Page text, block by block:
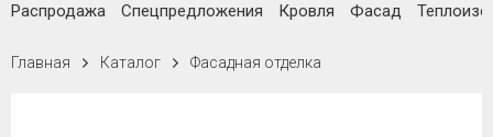
Распродажа Спецпредложения Кровля Фасад
Главная Каталог Фасадная отделка